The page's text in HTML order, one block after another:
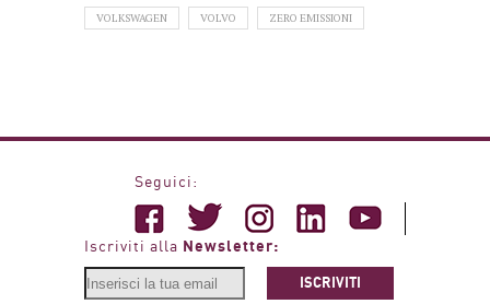
VOLKSWAGEN VOLVO ZERO EMISSIONI
Seguici:
Iscriviti alla Newsletter:
ISCRIVITI